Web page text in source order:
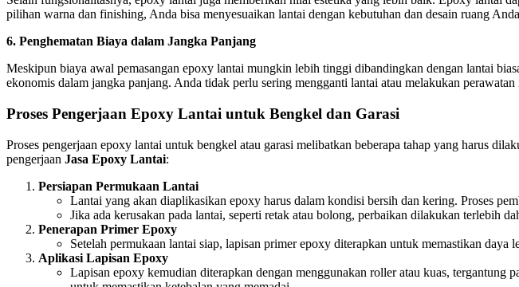
pilihan warna dan finishing, Anda bisa menyesuaikan lantai dengan kebutuhan dan desain ruang
6. Penghematan Biaya dalam Jangka Panjang
Meskipun biaya awal pemasangan epoxy lantai mungkin lebih tinggi dibandingkan dengan lantai
ekonomis dalam jangka panjang. Anda tidak perlu sering mengganti lantai atau melakukan
Proses Pengerjaan Epoxy Lantai untuk Bengkel dan Garasi
Proses pengerjaan epoxy lantai untuk bengkel atau garasi melibatkan beberapa tahap yang harus
pengerjaan Jasa Epoxy Lantai:
Persiapan Permukaan Lantai
Lantai yang akan diaplikasikan epoxy harus dalam kondisi bersih dan kering. Proses
Jika ada kerusakan pada lantai, seperti retak atau bolong, perbaikan dilakukan terlebih
Penerapan Primer Epoxy
Setelah permukaan lantai siap, lapisan primer epoxy diterapkan untuk memastikan daya
Aplikasi Lapisan Epoxy
Lapisan epoxy kemudian diterapkan dengan menggunakan roller atau kuas,